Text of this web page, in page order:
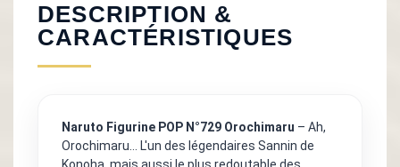
DESCRIPTION &
CARACTÉRISTIQUES
Naruto Figurine POP N°729 Orochimaru – Ah,
Orochimaru… L'un des légendaires Sannin de